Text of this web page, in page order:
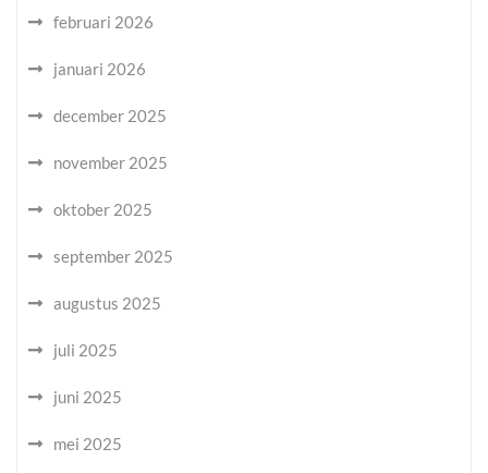
februari 2026
januari 2026
december 2025
november 2025
oktober 2025
september 2025
augustus 2025
juli 2025
juni 2025
mei 2025